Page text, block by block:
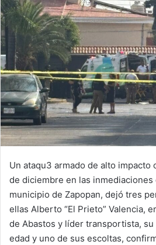
Un ataqu3 armado de alto
de diciembre en las inmediaciones
municipio de Zapopan, dejó tres
ellas Alberto “El Prieto” Valencia,
de Abastos y líder transportista, su
edad y uno de sus escoltas,